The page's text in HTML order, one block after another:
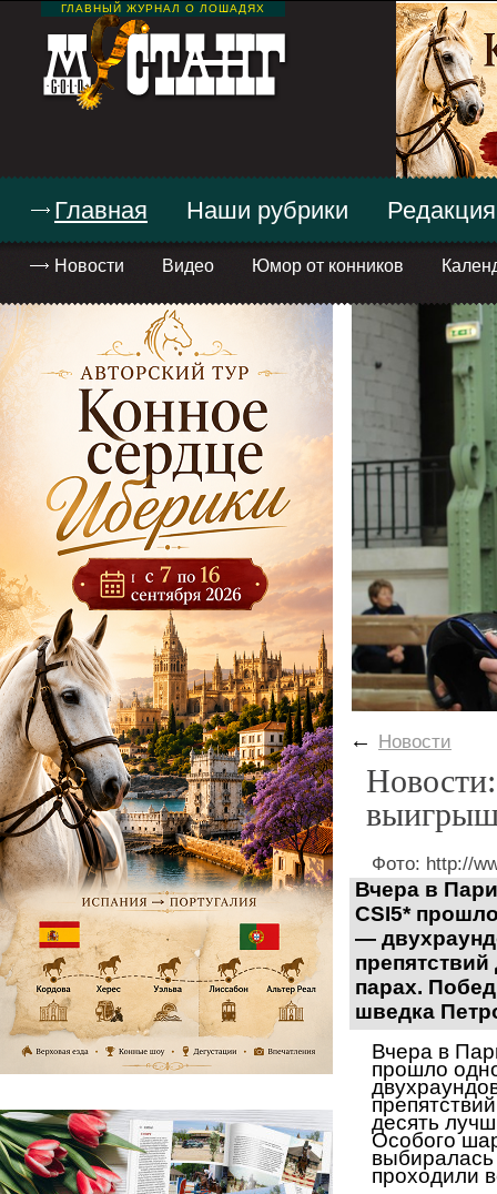
ГЛАВНЫЙ ЖУРНАЛ О ЛОШАДЯХ
Главная
Новости Видео Юмор от конников
Наши рубрики Редакция
← Новости
Фото: http://
Вчера в
CSI5* п
—
парах.
шведка
Вчера в
прошло
десять
Особого
проходили